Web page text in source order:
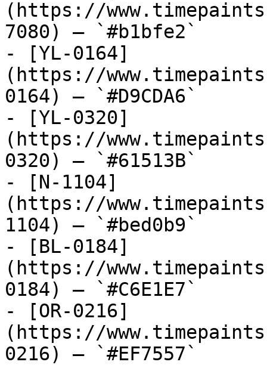
(https://
7080) — `#b1bfe2`
- [YL-0164]
(https://
0164) — `#D9CDA6`
- [YL-0320]
(https://
0320) — `#61513B`
- [N-1104]
(https://
1104) — `#bed0b9`
- [BL-0184]
(https://
0184) — `#C6E1E7`
- [OR-0216]
(https://
0216) — `#EF7557`